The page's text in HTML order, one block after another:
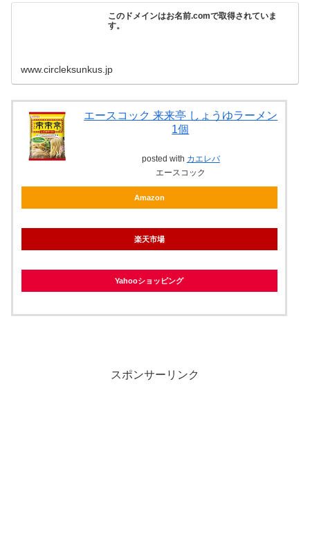
このドメインはお名前.comで取得されていま
す。
www.circleksunkus.jp
エースコック 来来亭 しょうゆラーメン
1個
posted with カエレバ
エースコック
Amazon
楽天市場
Yahooショッピング
スポンサーリンク